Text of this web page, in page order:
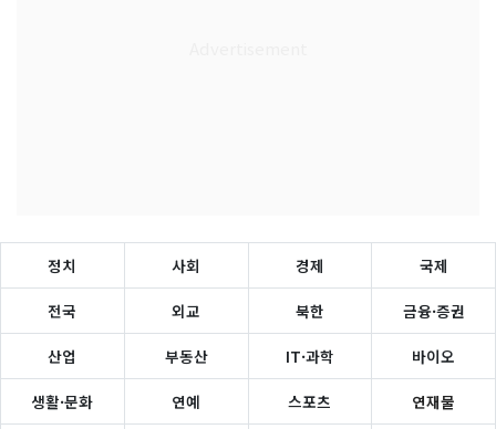
정치 사회 경제 국제
전국 외교 북한 금융·증권
산업 부동산 IT·과학 바이오
생활·문화 연예 스포츠 연재물